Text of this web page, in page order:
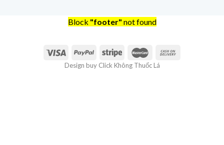
Block "footer" not found
Design buy Click Không Thuốc Lá